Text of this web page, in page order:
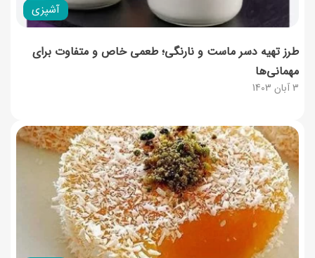
آشپزی
3 آبان 1403
طرز تهیه دسر ماست و نارنگی؛ طعمی خاص و متفاوت برای
مهمانی‌ها